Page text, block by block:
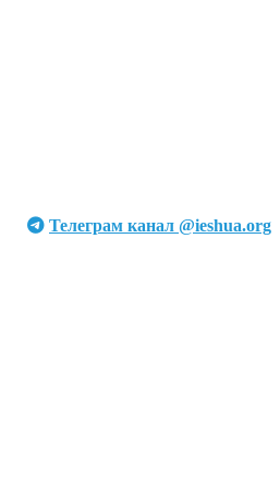
Телеграм канал @ieshua.org